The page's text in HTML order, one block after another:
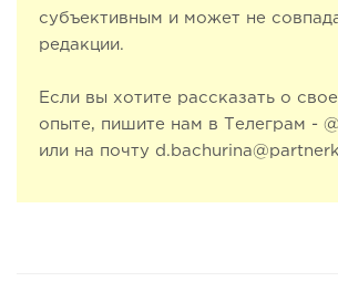
субъективным и может не
редакции.
Если вы хотите рассказать о
опыте, пишите нам в Телеграм -
или на почту